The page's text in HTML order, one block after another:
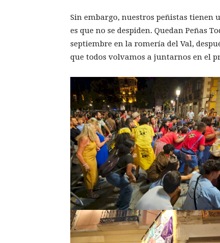
Sin embargo, nuestros peñistas tienen
es que no se despiden. Quedan Peñas
septiembre en la romería del Val,
que todos volvamos a juntarnos en el